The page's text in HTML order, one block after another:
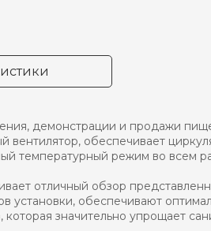
демонстрации и продажи
вентилятор, обеспечивает
температурный режим во всем
отличный обзор
установки, обеспечивают
значительно упрощает